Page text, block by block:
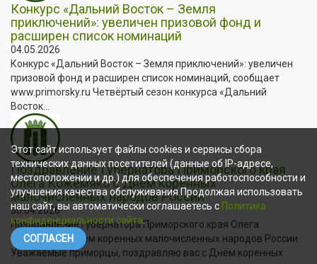
Конкурс «Дальний Восток – Земля
приключений»: увеличен призовой фонд и
расширен список номинаций
04.05.2026
Конкурс «Дальний Восток – Земля приключений»: увеличен
призовой фонд и расширен список номинаций, сообщает
www.primorsky.ru Четвёртый сезон конкурса «Дальний
Восток...
Поздравление Губернатора Приморского края
Олега Кожемяко с Днём коренных
малочисленных народов России
30.04.2026
Поздравление Губернатора Приморского края Олега
Кожемяко с Днём коренных малочисленных народов России
Уважаемые приморцы, поздравляю вас с Днём коренных
Этот сайт использует файлы cookies и сервисы сбора
технических данных посетителей (данные об IP-адресе,
местоположении и др.) для обеспечения работоспособности и
улучшения качества обслуживания.Продолжая использовать
наш сайт, вы автоматически соглашаетесь с Политика
конфиденциальности сайта.
СОГЛАСЕН